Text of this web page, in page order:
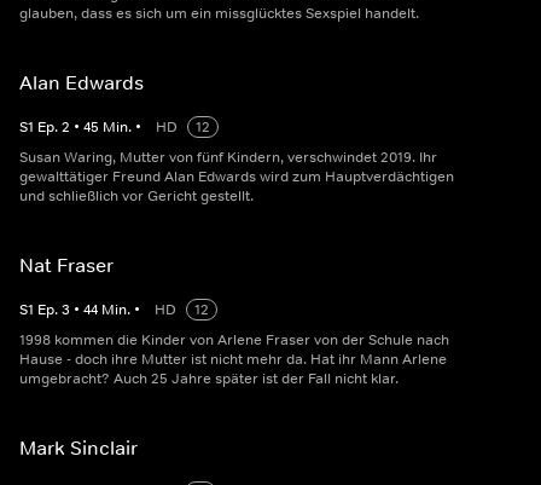
glauben, dass es sich um ein missglücktes Sexspiel handelt.
Alan Edwards
S1 Ep.2 • 45 Min. • HD
12
Susan Waring, Mutter von fünf Kindern, verschwindet 2019. Ihr
gewalttätiger Freund Alan Edwards wird zum Hauptverdächtigen
und schließlich vor Gericht gestellt.
Nat Fraser
S1 Ep.3 • 44 Min. • HD
12
1998 kommen die Kinder von Arlene Fraser von der Schule nach
Hause - doch ihre Mutter ist nicht mehr da. Hat ihr Mann Arlene
umgebracht? Auch 25 Jahre später ist der Fall nicht klar.
Mark Sinclair